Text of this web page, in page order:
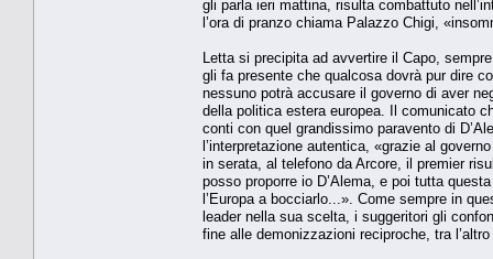
gli parla ieri mattina, risulta combattuto
l’ora di pranzo chiama Palazzo Chigi,
Letta si precipita ad avvertire il Capo,
gli fa presente che qualcosa dovrà pur dire
nessuno potrà accusare il governo di aver
della politica estera europea. Il comunicato
conti con quel grandissimo paravento di
l’interpretazione autentica, «grazie al
in serata, al telefono da Arcore, il premier
posso proporre io D’Alema, e poi tutta
l’Europa a bocciarlo...». Come sempre in
leader nella sua scelta, i suggeritori gli
fine alle demonizzazioni reciproche, tra